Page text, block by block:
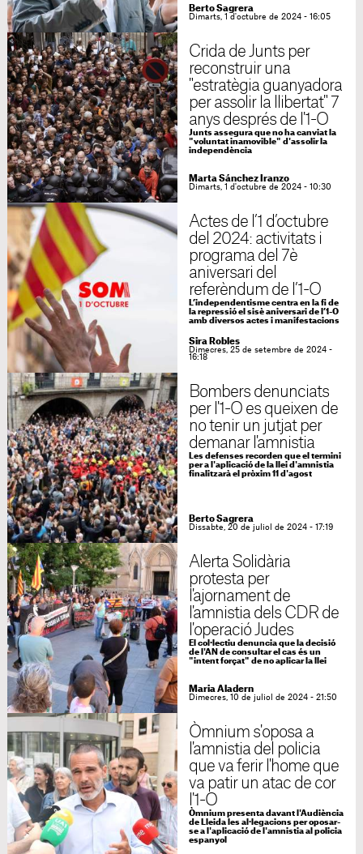
Berto Sagrera
Dimarts, 1 d'octubre de 2024 - 16:05
Crida de Junts per
reconstruir una
"estratègia guanyadora
per assolir la llibertat" 7
anys després de l'1-O
Junts assegura que no ha canviat la
"voluntat inamovible" d'assolir la
independència
Marta Sánchez Iranzo
Dimarts, 1 d'octubre de 2024 - 10:30
Actes de l’1 d’octubre
del 2024: activitats i
programa del 7è
aniversari del
referèndum de l’1-O
L’independentisme centra en la fi de
la repressió el sisè aniversari de l’1-O
amb diversos actes i manifestacions
Sira Robles
Dimecres, 25 de setembre de 2024 -
16:18
Bombers denunciats
per l'1-O es queixen de
no tenir un jutjat per
demanar l'amnistia
Les defenses recorden que el termini
per a l'aplicació de la llei d'amnistia
finalitzarà el pròxim 11 d'agost
Berto Sagrera
Dissabte, 20 de juliol de 2024 - 17:19
Alerta Solidària
protesta per
l'ajornament de
l'amnistia dels CDR de
l'operació Judes
El col·lectiu denuncia que la decisió
de l'AN de consultar el cas és un
"intent forçat" de no aplicar la llei
Maria Aladern
Dimecres, 10 de juliol de 2024 - 21:50
Òmnium s'oposa a
l'amnistia del policia
que va ferir l'home que
va patir un atac de cor
l'1-O
Òmnium presenta davant l'Audiència
de Lleida les al·legacions per oposar-
se a l'aplicació de l'amnistia al policia
espanyol